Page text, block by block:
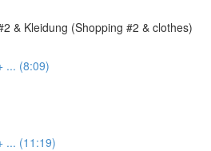
& Kleidung (Shopping #2 & clothes)
... (8:09)
... (11:19)